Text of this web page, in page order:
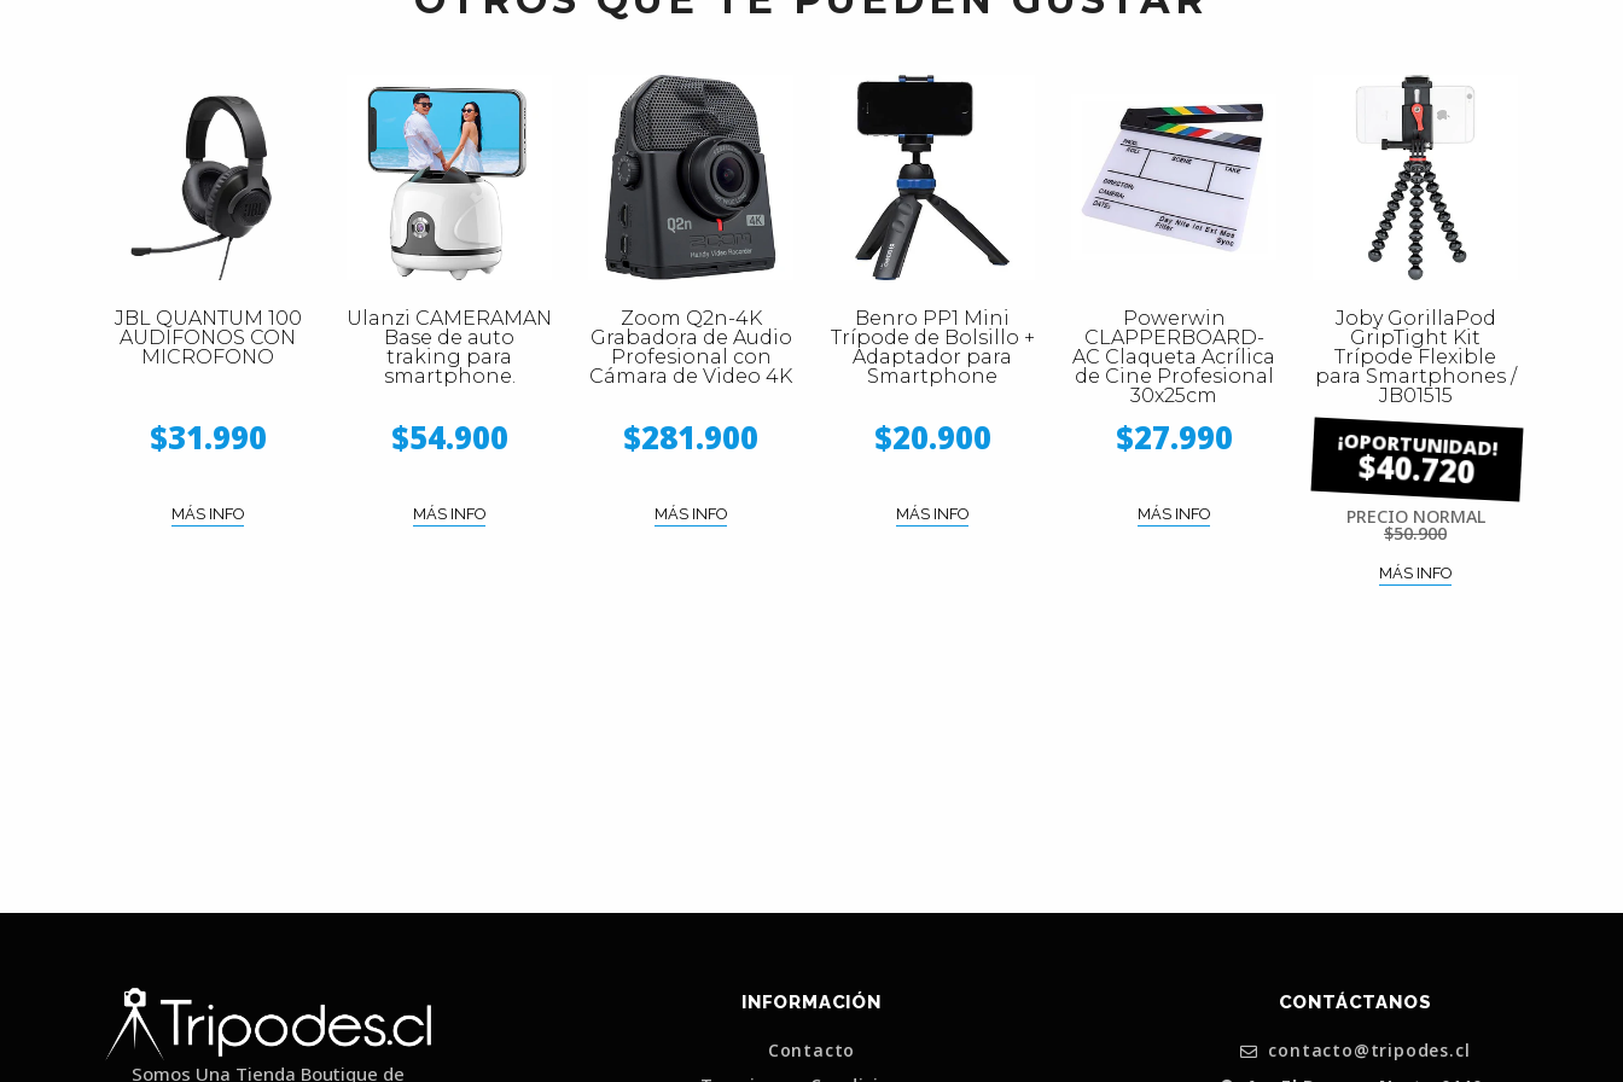
JBL QUANTUM 100
AUDIFONOS CON
MICROFONO
$31.990
MÁS INFO
Ulanzi CAMERAMAN
Base de auto
traking para
smartphone.
$54.900
MÁS INFO
Zoom Q2n-4K
Grabadora de Audio
Profesional con
Cámara de Video 4K
$281.900
MÁS INFO
Benro PP1 Mini
Trípode de Bolsillo +
Adaptador para
Smartphone
$20.900
MÁS INFO
Powerwin
CLAPPERBOARD-
AC Claqueta Acrílica
de Cine Profesional
30x25cm
$27.990
MÁS INFO
Joby GorillaPod
GripTight Kit
Trípode Flexible
para Smartphones /
JB01515
$40.720
PRECIO NORMAL
$50.900
MÁS INFO
Somos Una Tienda Boutique de
INFORMACIÓN
Contacto
CONTÁCTANOS
contacto@tripodes.cl